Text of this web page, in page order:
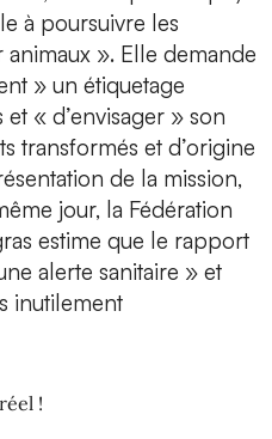
à poursuivre les
». Elle demande
» un étiquetage
« d’envisager » son
transformés et d’origine
de la mission,
jour, la Fédération
estime que le rapport
alerte sanitaire » et
inutilement
!